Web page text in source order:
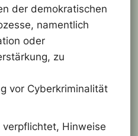
der demokratischen
namentlich
oder
zu
vor Cyberkriminalität
Hinweise